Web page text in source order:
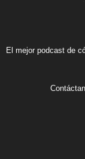
El mejor podcast de